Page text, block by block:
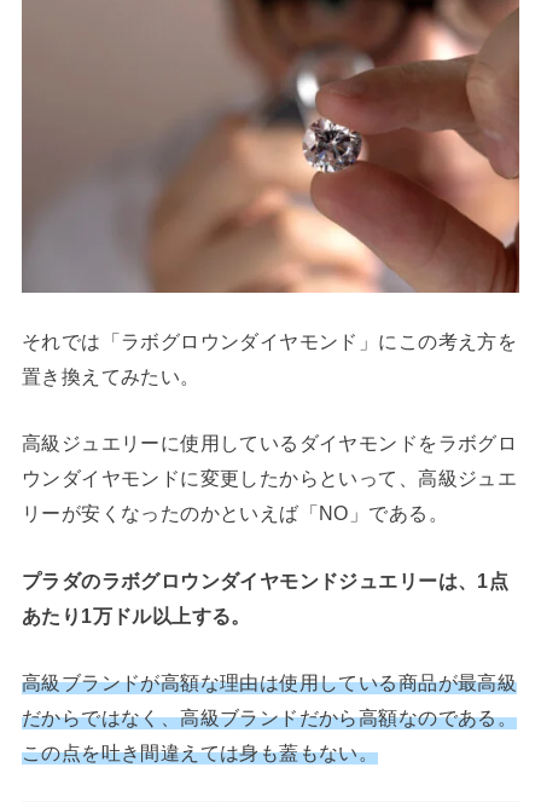
それでは「ラボグロウンダイヤモンド」にこの考え方を
置き換えてみたい。
高級ジュエリーに使用しているダイヤモンドをラボグロ
ウンダイヤモンドに変更したからといって、高級ジュエ
リーが安くなったのかといえば「NO」である。
プラダのラボグロウンダイヤモンドジュエリーは、1点
あたり1万ドル以上する。
高級ブランドが高額な理由は使用している商品が最高級
だからではなく、高級ブランドだから高額なのである。
この点を吐き間違えては身も蓋もない。